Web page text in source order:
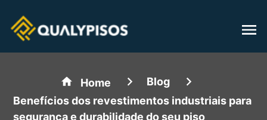
Home
Blog
Benefícios dos revestimentos industriais para
segurança e durabilidade do seu piso